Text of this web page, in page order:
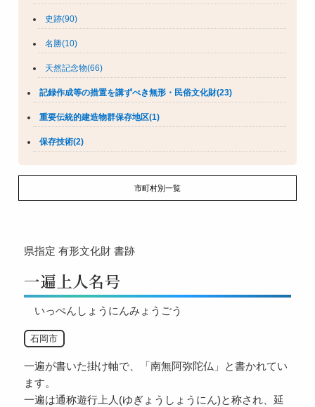
史跡(90)
名勝(10)
天然記念物(66)
記録作成等の措置を講ずべき無形・民俗文化財(23)
重要伝統的建造物群保存地区(1)
保存技術(2)
市町村別一覧
県指定 有形文化財 書跡
一遍上人名号
いっぺんしょうにんみょうごう
石岡市
一遍が書いた掛け軸で、「南無阿弥陀仏」と書かれてい
ます。
一遍は通称遊行上人(ゆぎょうしょうにん)と称され、延